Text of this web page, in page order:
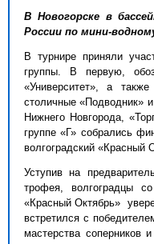
В Новогорске в
России по мини-
В турнире приняли
группы. В первую,
«Университет», а
столичные «Подводник»
Нижнего Новгорода,
группе «Г» собрались
волгоградский «Красный
Уступив на
трофея, волгоградцы
«Красный Октябрь»
встретился с
мастерства соперников